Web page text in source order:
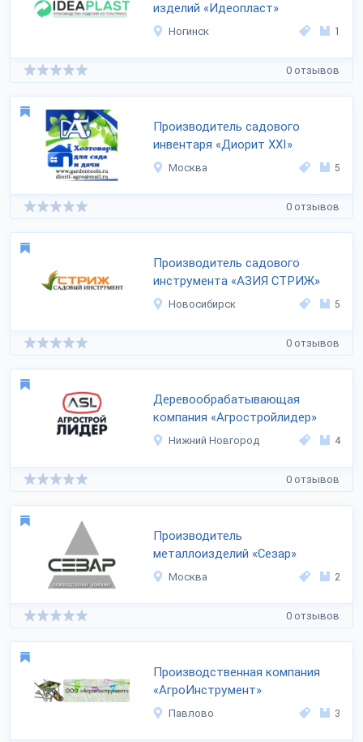
изделий «Идеопласт»
Ногинск 1
0 отзывов
Производитель садового
инвентаря «Диорит XXI»
Москва 5
0 отзывов
Производитель садового
инструмента «АЗИЯ СТРИЖ»
Новосибирск 5
0 отзывов
Деревообрабатывающая
компания «Агростройлидер»
Нижний Новгород 4
0 отзывов
Производитель
металлоизделий «Сезар»
Москва 2
0 отзывов
Производственная компания
«АгроИнструмент»
Павлово 3